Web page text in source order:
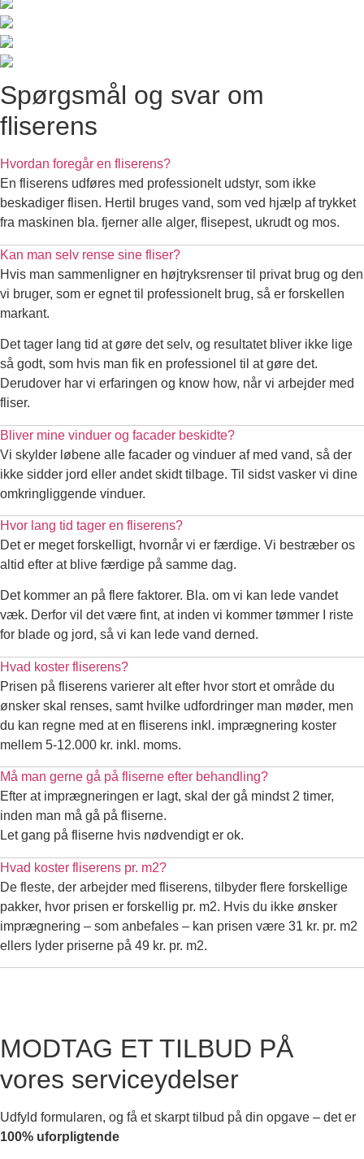
Spørgsmål og svar om
fliserens
Hvordan foregår en fliserens?
En fliserens udføres med professionelt udstyr, som ikke
beskadiger flisen. Hertil bruges vand, som ved hjælp af trykket
fra maskinen bla. fjerner alle alger, flisepest, ukrudt og mos.
Kan man selv rense sine fliser?
Hvis man sammenligner en højtryksrenser til privat brug og den
vi bruger, som er egnet til professionelt brug, så er forskellen
markant.
Det tager lang tid at gøre det selv, og resultatet bliver ikke lige
så godt, som hvis man fik en professionel til at gøre det.
Derudover har vi erfaringen og know how, når vi arbejder med
fliser.
Bliver mine vinduer og facader beskidte?
Vi skylder løbene alle facader og vinduer af med vand, så der
ikke sidder jord eller andet skidt tilbage. Til sidst vasker vi dine
omkringliggende vinduer.
Hvor lang tid tager en fliserens?
Det er meget forskelligt, hvornår vi er færdige. Vi bestræber os
altid efter at blive færdige på samme dag.
Det kommer an på flere faktorer. Bla. om vi kan lede vandet
væk. Derfor vil det være fint, at inden vi kommer tømmer I riste
for blade og jord, så vi kan lede vand derned.
Hvad koster fliserens?
Prisen på fliserens varierer alt efter hvor stort et område du
ønsker skal renses, samt hvilke udfordringer man møder, men
du kan regne med at en fliserens inkl. imprægnering koster
mellem 5-12.000 kr. inkl. moms.
Må man gerne gå på fliserne efter behandling?
Efter at imprægneringen er lagt, skal der gå mindst 2 timer,
inden man må gå på fliserne.
Let gang på fliserne hvis nødvendigt er ok.
Hvad koster fliserens pr. m2?
De fleste, der arbejder med fliserens, tilbyder flere forskellige
pakker, hvor prisen er forskellig pr. m2. Hvis du ikke ønsker
imprægnering – som anbefales – kan prisen være 31 kr. pr. m2
ellers lyder priserne på 49 kr. pr. m2.
MODTAG ET TILBUD PÅ
vores serviceydelser
Udfyld formularen, og få et skarpt tilbud på din opgave – det er
100% uforpligtende